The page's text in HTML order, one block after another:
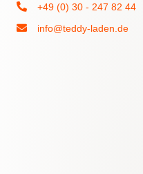
+49 (0) 30 - 247 82 44
info@teddy-laden.de